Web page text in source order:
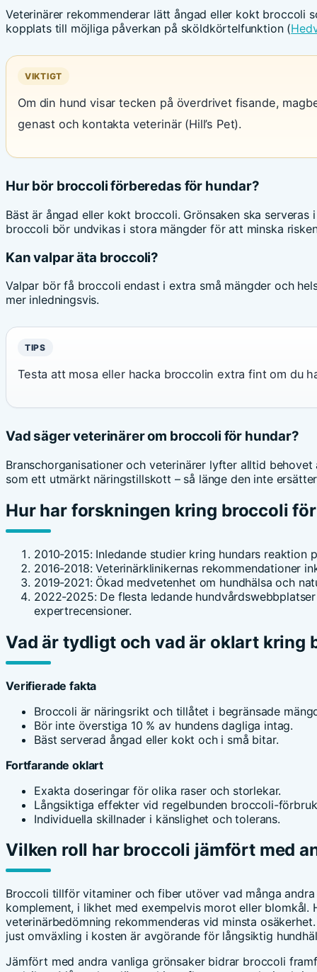
Veterinärer rekommenderar lätt ångad eller kokt broccoli
kopplats till möjliga påverkan på sköldkörtelfunktion (
VIKTIGT
Om din hund visar tecken på överdrivet fisande,
genast och kontakta veterinär (Hill’s Pet).
Hur bör broccoli förberedas för hundar?
Bäst är ångad eller kokt broccoli. Grönsaken ska
broccoli bör undvikas i stora mängder för att minska
Kan valpar äta broccoli?
Valpar bör få broccoli endast i extra små mängder och
mer inledningsvis.
TIPS
Testa att mosa eller hacka broccolin extra fint om du
Vad säger veterinärer om broccoli för hundar?
Branschorganisationer och veterinärer lyfter alltid
som ett utmärkt näringstillskott – så länge den inte
Hur har forskningen kring broccoli
2010-2015: Inledande studier kring hundars reaktion
2016-2018: Veterinärklinikernas rekommendationer
2019-2021: Ökad medvetenhet om hundhälsa och
2022-2025: De flesta ledande
expertrecensioner.
Vad är tydligt och vad är oklart kring
Verifierade fakta
Broccoli är näringsrikt och tillåtet i begränsade
Bör inte överstiga 10 % av hundens dagliga intag.
Bäst serverad ångad eller kokt och i små bitar.
Fortfarande oklart
Exakta doseringar för olika raser och storlekar.
Långsiktiga effekter vid regelbunden broccoli-
Individuella skillnader i känslighet och tolerans.
Vilken roll har broccoli jämfört med
Broccoli tillför vitaminer och fiber utöver vad många
komplement, i likhet med exempelvis morot eller
veterinärbedömning rekommenderas vid minsta
just omväxling i kosten är avgörande för långsiktig
Jämfört med andra vanliga grönsaker bidrar broccoli